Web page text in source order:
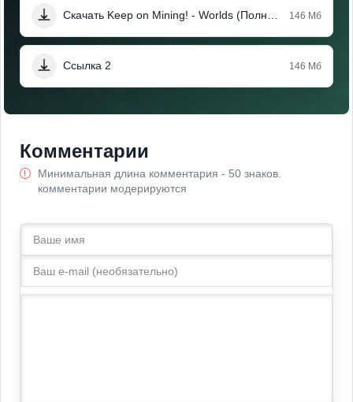
Скачать Keep on Mining! - Worlds (Полная версия) 146 Мб
Ссылка 2 146 Мб
Комментарии
Минимальная длина комментария - 50 знаков.
комментарии модерируются